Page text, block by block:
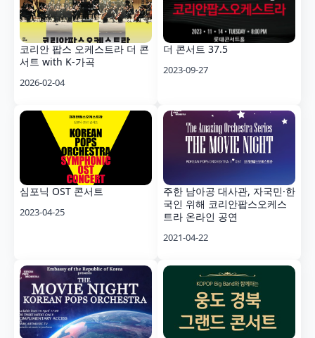
코리안 팝스 오케스트라 더 콘
서트 with K-가곡
2026-02-04
더 콘서트 37.5
2023-09-27
심포닉 OST 콘서트
2023-04-25
주한 남아공 대사관, 자국민·한
국인 위해 코리안팝스오케스
트라 온라인 공연
2021-04-22